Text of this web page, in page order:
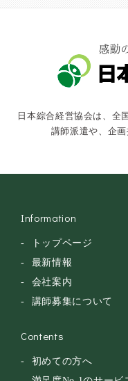
キャスター・ア
俳優・タレント
落語・講談・色
安全大会
日本綜合経営協会は、全
講師派遣や、企
Information
トップページ
最新情報
会社案内
講師募集について
Contents
初めての方へ